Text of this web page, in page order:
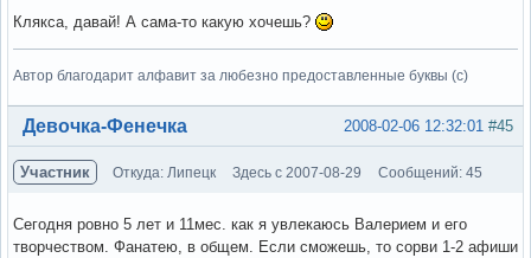
Клякса, давай! А сама-то какую хочешь?
Автор благодарит алфавит за любезно предоставленные буквы (с)
Вне форума #45
2008-02-06 12:32:01
Девочка-Фенечка
Участник Откуда: Липецк Здесь с 2007-08-29 Сообщений: 45
Сегодня ровно 5 лет и 11мес. как я увлекаюсь Валерием и его
творчеством. Фанатею, в общем. Если сможешь, то сорви 1-2 афиши